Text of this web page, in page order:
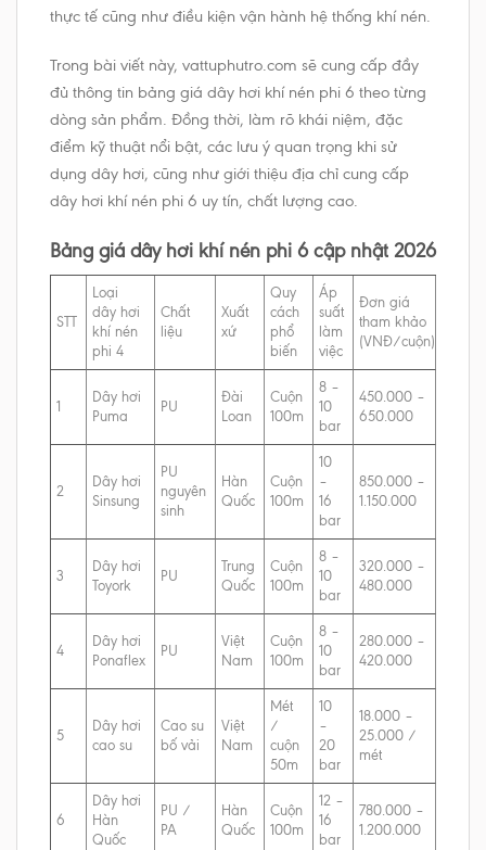
thực tế cũng như điều kiện vận hành hệ thống khí nén.
Trong bài viết này, vattuphutro.com sẽ cung cấp đầy
đủ thông tin bảng giá dây hơi khí nén phi 6 theo từng
dòng sản phẩm. Đồng thời, làm rõ khái niệm, đặc
điểm kỹ thuật nổi bật, các lưu ý quan trọng khi sử
dụng dây hơi, cũng như giới thiệu địa chỉ cung cấp
dây hơi khí nén phi 6 uy tín, chất lượng cao.
Bảng giá dây hơi khí nén phi 6 cập nhật 2026
STT
Loại
dây hơi
khí nén
phi 4
Chất
liệu
Xuất
xứ
Quy
cách
phổ
biến
Áp
suất
làm
việc
Đơn giá
tham khảo
(VNĐ/cuộn)
1
Dây hơi
Puma
PU
Đài
Loan
Cuộn
100m
8 –
10
bar
450.000 –
650.000
2
Dây hơi
Sinsung
PU
nguyên
sinh
Hàn
Quốc
Cuộn
100m
10
–
16
bar
850.000 –
1.150.000
3
Dây hơi
Toyork
PU
Trung
Quốc
Cuộn
100m
8 –
10
bar
320.000 –
480.000
4
Dây hơi
Ponaflex
PU
Việt
Nam
Cuộn
100m
8 –
10
bar
280.000 –
420.000
5
Dây hơi
cao su
Cao su
bố vải
Việt
Nam
Mét
/
cuộn
50m
10
–
20
bar
18.000 –
25.000 /
mét
6
Dây hơi
Hàn
Quốc
PU /
PA
Hàn
Quốc
Cuộn
100m
12 –
16
bar
780.000 –
1.200.000